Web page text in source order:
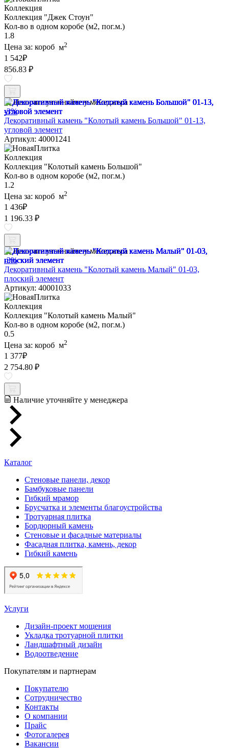
Коллекция
Коллекция "Джек Стоун"
Кол-во в одном коробе (м2, пог.м.)
1.8
Цена за: короб м2
1 542₽
856.83 ₽
Наличие уточняйте у менеджера
-3%
Декоративный камень "Колотый камень Большой" 01-13,
угловой элемент
Артикул: 40001241
Коллекция
Коллекция "Колотый камень Большой"
Кол-во в одном коробе (м2, пог.м.)
1.2
Цена за: короб м2
1 436₽
1 196.33 ₽
Наличие уточняйте у менеджера
-3%
Декоративный камень "Колотый камень Малый" 01-03,
плоский элемент
Артикул: 40001033
Коллекция
Коллекция "Колотый камень Малый"
Кол-во в одном коробе (м2, пог.м.)
0.5
Цена за: короб м2
1 377₽
2 754.80 ₽
Наличие уточняйте у менеджера
Каталог
Стеновые панели, декор
Бамбуковые панели
Гибкий мрамор
Брусчатка и элементы благоустройства
Тротуарная плитка
Бордюрный камень
Стеновые и фасадные материалы
Фасадная плитка, камень, декор
Гибкий камень
Услуги
Дизайн-проект мощения
Укладка тротуарной плитки
Ландшафтный дизайн
Водоотведение
Покупателям и партнерам
Покупателю
Сотрудничество
Контакты
О компании
Прайс
Фотогалерея
Вакансии